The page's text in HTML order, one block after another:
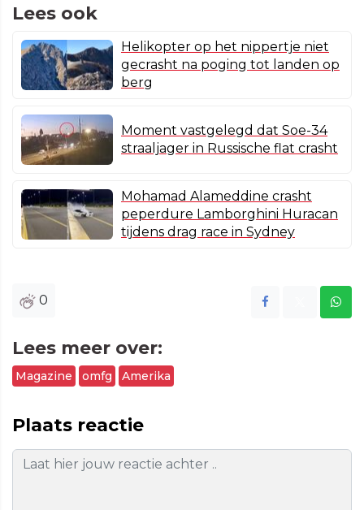
Lees ook
Helikopter op het nippertje niet
gecrasht na poging tot landen op
berg
Moment vastgelegd dat Soe-34
straaljager in Russische flat crasht
Mohamad Alameddine crasht
peperdure Lamborghini Huracan
tijdens drag race in Sydney
0
Lees meer over:
Magazine omfg Amerika
Plaats reactie